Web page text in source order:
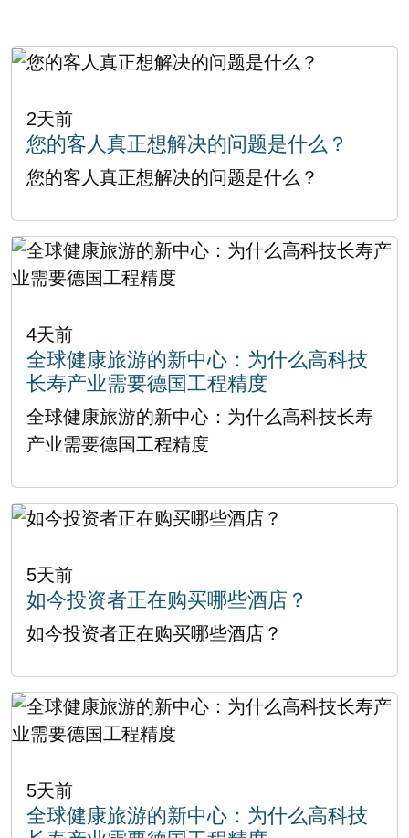
2天前
您的客人真正想解决的问题是什么？
您的客人真正想解决的问题是什么？
4天前
全球健康旅游的新中心：为什么高科技
长寿产业需要德国工程精度
全球健康旅游的新中心：为什么高科技长寿
产业需要德国工程精度
5天前
如今投资者正在购买哪些酒店？
如今投资者正在购买哪些酒店？
5天前
全球健康旅游的新中心：为什么高科技